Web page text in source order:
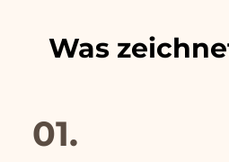
Was
01.